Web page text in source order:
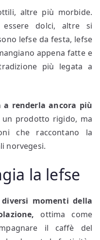
altre più morbide.
dolci, altre si
lefse da festa, lefse
appena fatte e
più legata a
a renderla ancora più
un prodotto rigido, ma
che raccontano la
norvegesi.
la lefse
momenti della
ottima come
il caffè del